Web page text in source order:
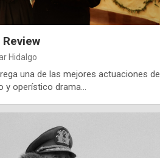
Hidalgo
una de las mejores actuaciones del
y operístico drama…